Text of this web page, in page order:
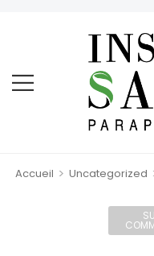
Accueil > Uncategorized